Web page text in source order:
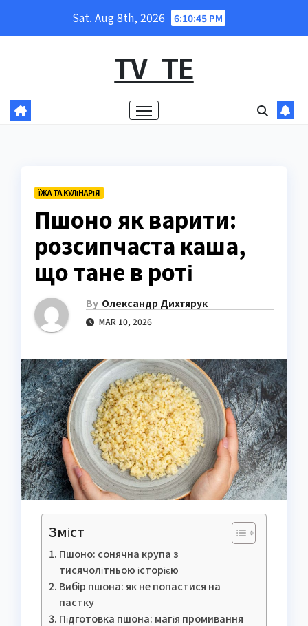
Sat. Aug 8th, 2026 6:10:46 PM
TV_TE
ЇЖА ТА КУЛІНАРІЯ
Пшоно як варити:
розсипчаста каша,
що тане в роті
By Олександр Дихтярук
MAR 10, 2026
Зміст
Пшоно: сонячна крупа з
тисячолітньою історією
Вибір пшона: як не попастися на
пастку
Підготовка пшона: магія промивання